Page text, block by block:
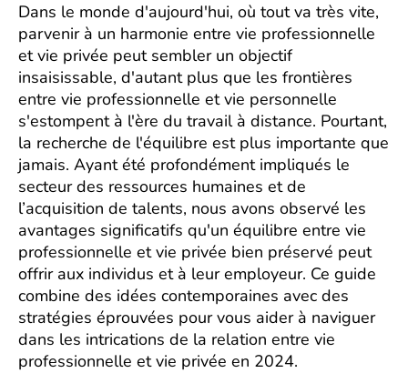
Dans le monde d'aujourd'hui, où tout va très vite,
parvenir à un harmonie entre vie professionnelle
et vie privée peut sembler un objectif
insaisissable, d'autant plus que les frontières
entre vie professionnelle et vie personnelle
s'estompent à l'ère du travail à distance. Pourtant,
la recherche de l'équilibre est plus importante que
jamais. Ayant été profondément impliqués le
secteur des ressources humaines et de
l’acquisition de talents, nous avons observé les
avantages significatifs qu'un équilibre entre vie
professionnelle et vie privée bien préservé peut
offrir aux individus et à leur employeur. Ce guide
combine des idées contemporaines avec des
stratégies éprouvées pour vous aider à naviguer
dans les intrications de la relation entre vie
professionnelle et vie privée en 2024.